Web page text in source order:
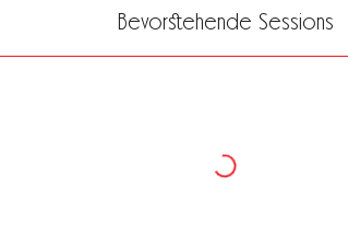
Bevorstehende Sessions